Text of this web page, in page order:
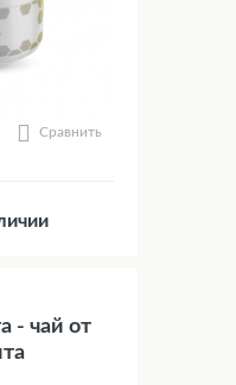
Сравнить
- чай от